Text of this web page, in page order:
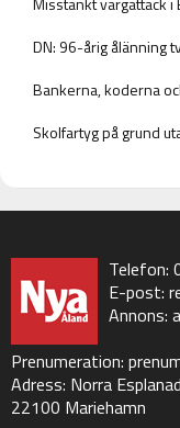
DN: 96-årig ålänning
Bankerna, koderna
Skolfartyg på grund
Telefon:
E-post:
Annons:
Prenumeration:
Adress: Norra
22100 Mariehamn